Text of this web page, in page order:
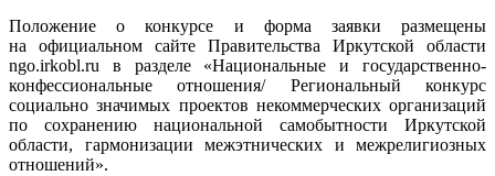
Положение о конкурсе и форма заявки размещены
на официальном сайте Правительства Иркутской области
ngo.irkobl.ru в разделе «Национальные и государственно-
конфессиональные отношения/ Региональный конкурс
социально значимых проектов некоммерческих организаций
по сохранению национальной самобытности Иркутской
области, гармонизации межэтнических и межрелигиозных
отношений».